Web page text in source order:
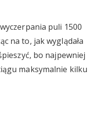
puli 1500
na to, jak wyglądała
bo najpewniej
maksymalnie kilku